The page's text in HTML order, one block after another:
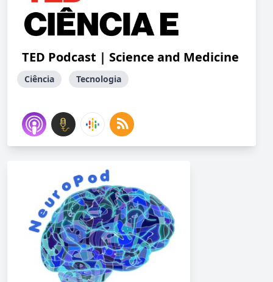
TED Podcast | Science and Medicine
Ciência Tecnologia